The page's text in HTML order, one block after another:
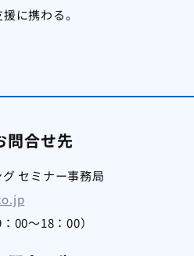
に携わる。
問合せ先
セミナー事務局
00～18：00）